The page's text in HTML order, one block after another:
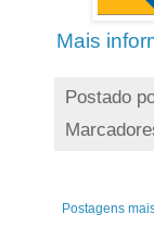
Mais
Postado
Postagens